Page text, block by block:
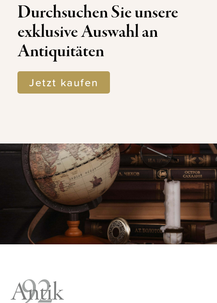
Durchsuchen Sie unsere
exklusive Auswahl an
Antiquitäten
Jetzt kaufen